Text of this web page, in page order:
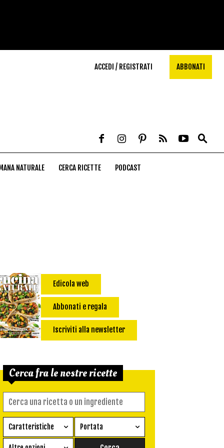
ACCEDI / REGISTRATI ABBONATI
NATURALE CERCA RICETTE PODCAST
Edicola web
Abbonati e regala
Iscriviti alla newsletter
Cerca fra le nostre ricette
Caratteristiche
Ricetta vegetariana
Portata
Antipasto